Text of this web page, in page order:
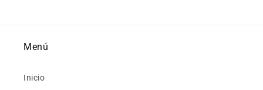
Menú
Inicio